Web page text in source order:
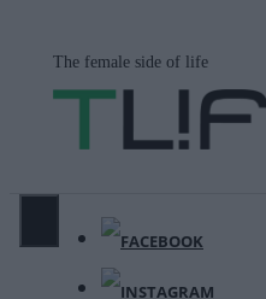
περιεχόμενο
The female side of life